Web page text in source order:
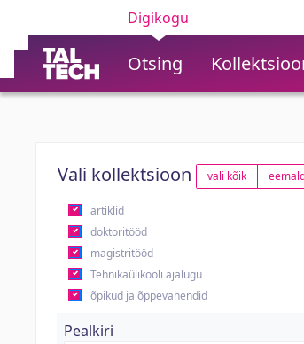
Digikogu
Otsing
Vali kollektsioon vali kõik
artiklid
doktoritööd
magistritööd
Tehnikaülikooli ajalugu
õpikud ja õppevahendid
Pealkiri